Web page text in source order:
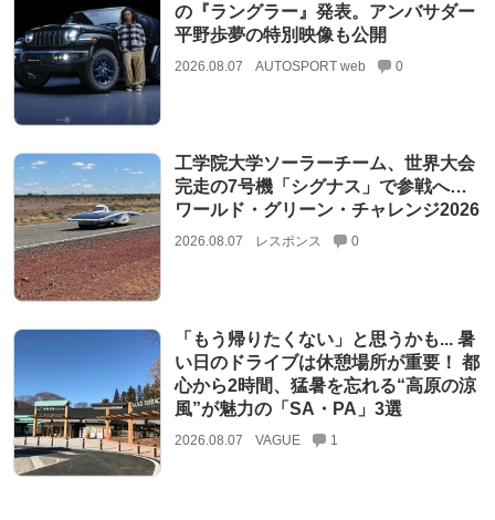
の『ラングラー』発表。アンバサダー
平野歩夢の特別映像も公開
2026.08.07 AUTOSPORT web 0
工学院大学ソーラーチーム、世界大会
完走の7号機「シグナス」で参戦へ…
ワールド・グリーン・チャレンジ2026
2026.08.07 レスポンス 0
「もう帰りたくない」と思うかも... 暑
い日のドライブは休憩場所が重要！ 都
心から2時間、猛暑を忘れる“高原の涼
風”が魅力の「SA・PA」3選
2026.08.07 VAGUE 1